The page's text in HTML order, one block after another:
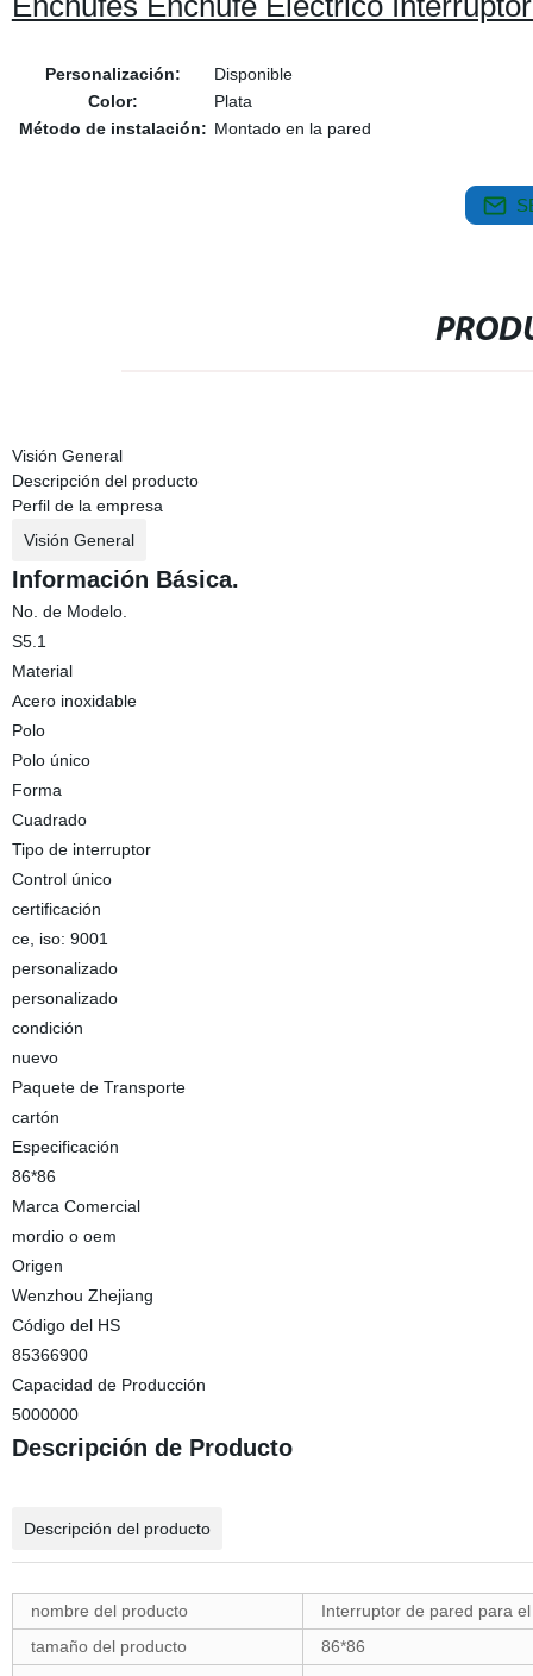
Personalización:
Disponible
Color:
Plata
Método de instalación: Montado en la pared
Visión General
Descripción del producto
Perfil de la empresa
Visión General
Información Básica.
No. de Modelo.
S5.1
Material
Acero inoxidable
Polo
Polo único
Forma
Cuadrado
Tipo de interruptor
Control único
certificación
ce, iso: 9001
personalizado
personalizado
condición
nuevo
Paquete de Transporte
cartón
Especificación
86*86
Marca Comercial
mordio o oem
Origen
Wenzhou Zhejiang
Código del HS
85366900
Capacidad de Producción
5000000
Descripción de Producto
Descripción del producto
nombre del producto
Interruptor de pared para
tamaño del producto
86*86